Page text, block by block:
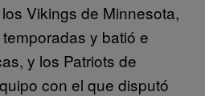
Vikings de Minnesota,
y batió e
y los Patriots de
con el que disputó